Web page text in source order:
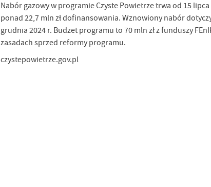
Nabór gazowy w programie Czyste Powietrze trwa od 15
ponad 22,7 mln zł dofinansowania. Wznowiony nabór
grudnia 2024 r. Budżet programu to 70 mln zł z funduszy
zasadach sprzed reformy programu.
czystepowietrze.gov.pl